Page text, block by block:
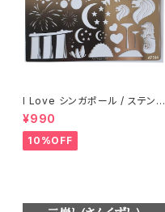
I Love シンガポール / ステンレ
ス製ステンシル(ap14)
¥990
10%OFF